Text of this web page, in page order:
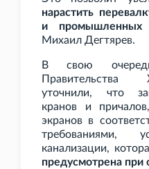
нарастить
и промышленных
Михаил Дегтярев.
В свою
Правительства
уточнили, что
кранов и
экранов в
требованиями,
канализации,
предусмотрена при